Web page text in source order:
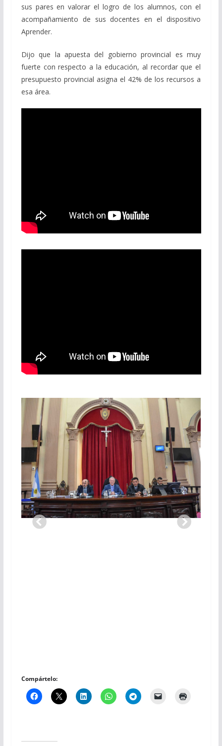
sus pares en valorar el logro de los alumnos, con el
acompañamiento de sus docentes en el dispositivo
Aprender.
Dijo que la apuesta del gobierno provincial es muy
fuerte con respecto a la educación, al recordar que el
presupuesto provincial asigna el 42% de los recursos a
esa área.
Compártelo: